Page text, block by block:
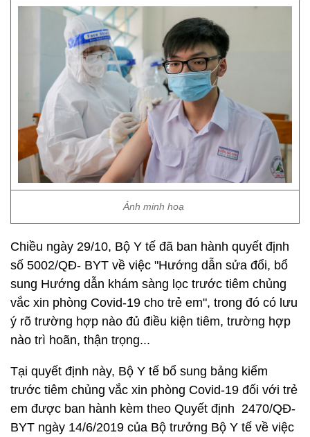
Ảnh minh hoạ
Chiều ngày 29/10, Bộ Y tế đã ban hành quyết định
số 5002/QĐ- BYT về việc "Hướng dẫn sửa đổi, bổ
sung Hướng dẫn khám sàng lọc trước tiêm chủng
vắc xin phòng Covid-19 cho trẻ em", trong đó có lưu
ý rõ trường hợp nào đủ điều kiện tiêm, trường hợp
nào trì hoãn, thận trọng...
Tại quyết định này, Bộ Y tế bổ sung bảng kiểm
trước tiêm chủng vắc xin phòng Covid-19 đối với trẻ
em được ban hành kèm theo Quyết định 2470/QĐ-
BYT ngày 14/6/2019 của Bộ trưởng Bộ Y tế về việc